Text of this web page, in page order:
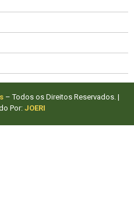
– Todos os Direitos Reservados. |
Por: JOERI